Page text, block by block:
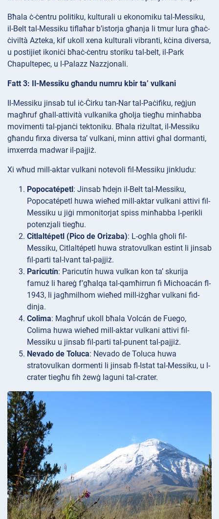
Bħala ċ-ċentru politiku, kulturali u ekonomiku tal-Messiku,
il-Belt tal-Messiku tiflaħar b’istorja għanja li tmur lura għaċ-
ċiviltà Azteka, kif ukoll xena kulturali vibranti, kċina diversa,
u postijiet ikoniċi bħaċ-ċentru storiku tal-belt, il-Park
Chapultepec, u l-Palazz Nazzjonali.
Fatt 3: Il-Messiku għandu numru kbir ta’ vulkani
Il-Messiku jinsab tul iċ-Ċirku tan-Nar tal-Paċifiku, reġjun
magħruf għall-attività vulkanika għolja tiegħu minħabba
movimenti tal-pjanċi tektoniku. Bħala riżultat, il-Messiku
għandu firxa diversa ta’ vulkani, minn attivi għal dormanti,
imxerrda madwar il-pajjiż.
Xi wħud mill-aktar vulkani notevoli fil-Messiku jinkludu:
Popocatépetl: Jinsab ħdejn il-Belt tal-Messiku,
Popocatépetl huwa wieħed mill-aktar vulkani attivi fil-
Messiku u jiġi mmonitorjat spiss minħabba l-perikli
potenzjali tiegħu.
Citlaltépetl (Pico de Orizaba): L-ogħla għoli fil-
Messiku, Citlaltépetl huwa stratovulkan estint li jinsab
fil-parti tal-lvant tal-pajjiż.
Paricutín: Paricutín huwa vulkan kon ta’ skurija
famuż li ħareġ f’għalqa tal-qamħirrun fi Michoacán fl-
1943, li jagħmilhom wieħed mill-iżgħar vulkani fid-
dinja.
Colima: Magħruf ukoll bħala Volcán de Fuego,
Colima huwa wieħed mill-aktar vulkani attivi fil-
Messiku u jinsab fil-parti tal-punent tal-pajjiż.
Nevado de Toluca: Nevado de Toluca huwa
stratovulkan dormenti li jinsab fl-Istat tal-Messiku, u l-
crater tiegħu fih żewġ laguni tal-crater.